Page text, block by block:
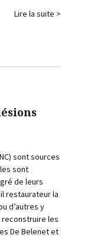
Lire la suite >
sont sources
sont
de leurs
restaurateur la
d’autres y
les
De Belenet et